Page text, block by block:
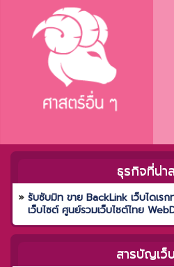
ธุรกิจที่น่า
รับซับมิท ขาย BackLink เว็บไดเร
เว็บไซต์ ศูนย์รวมเว็บไซต์ไทย
สารบัญเว็